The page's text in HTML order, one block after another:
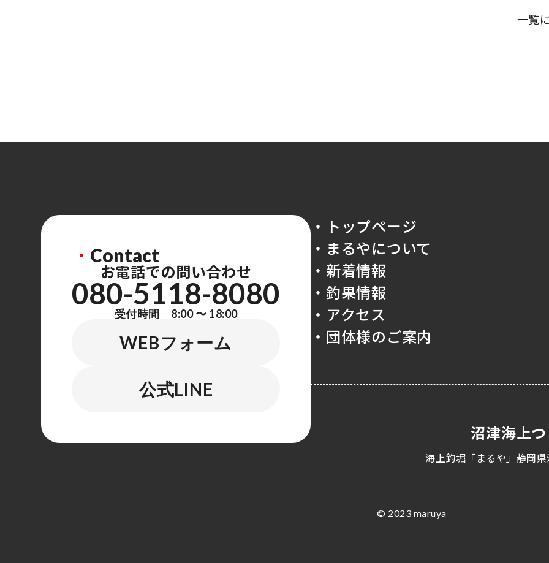
一覧
・ Contact
お電話での問い合わせ
080-5118-8080
受付時間 8:00 〜 18:00
WEBフォーム
公式LINE
・トップページ
・まるやについて
・新着情報
・釣果情報
・アクセス
・団体様のご案内
沼津海上
海上釣堀「まるや」静岡
© 2023 maruya